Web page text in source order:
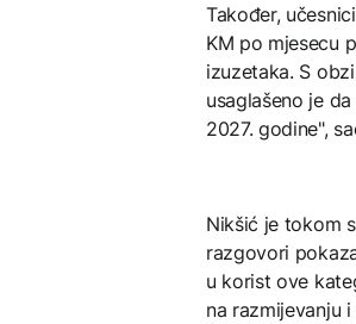
Također,
KM po mjesecu
izuzetaka. S
usaglašeno je
2027. godine",
Nikšić je tokom
razgovori
u korist ove
na razmijevanju